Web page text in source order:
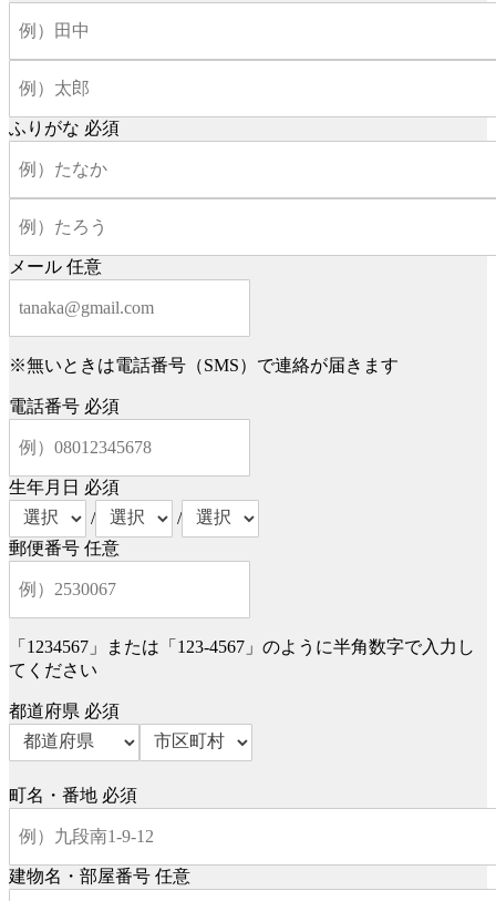
ふりがな 必須
メール 任意
※無いときは電話番号（SMS）で連絡が届きます
電話番号 必須
生年月日 必須
/
/
郵便番号 任意
「1234567」または「123-4567」のように半角数字で入力し
てください
都道府県 必須
町名・番地 必須
建物名・部屋番号 任意